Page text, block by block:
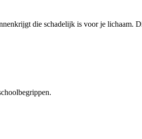
die schadelijk is voor je lichaam.